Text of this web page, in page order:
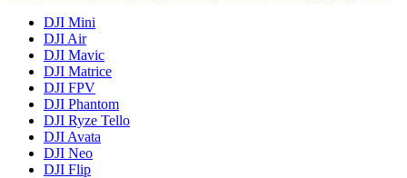
DJI Mini
DJI Air
DJI Mavic
DJI Matrice
DJI FPV
DJI Phantom
DJI Ryze Tello
DJI Avata
DJI Neo
DJI Flip